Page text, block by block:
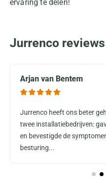
ervaring te delen!
Jurrenco reviews
Arjan van Bentem
Jurrenco heeft ons beter
twee installatiebedrijven:
en bevestigde de
besturing...